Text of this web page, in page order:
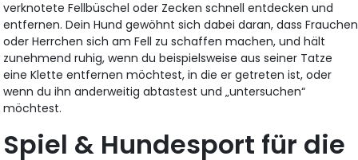
verknotete Fellbüschel oder Zecken schnell entdecken und
entfernen. Dein Hund gewöhnt sich dabei daran, dass Frauchen
oder Herrchen sich am Fell zu schaffen machen, und hält
zunehmend ruhig, wenn du beispielsweise aus seiner Tatze
eine Klette entfernen möchtest, in die er getreten ist, oder
wenn du ihn anderweitig abtastest und „untersuchen“
möchtest.
Spiel & Hundesport für die